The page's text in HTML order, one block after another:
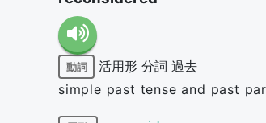
動詞 活用形 分詞 過去
simple past tense and past